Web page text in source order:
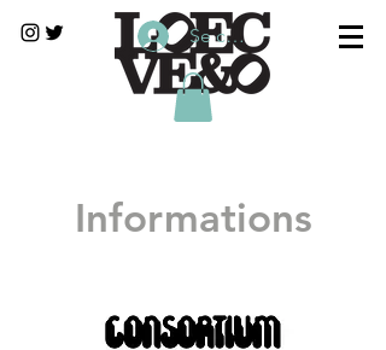
Se connecter
Informations